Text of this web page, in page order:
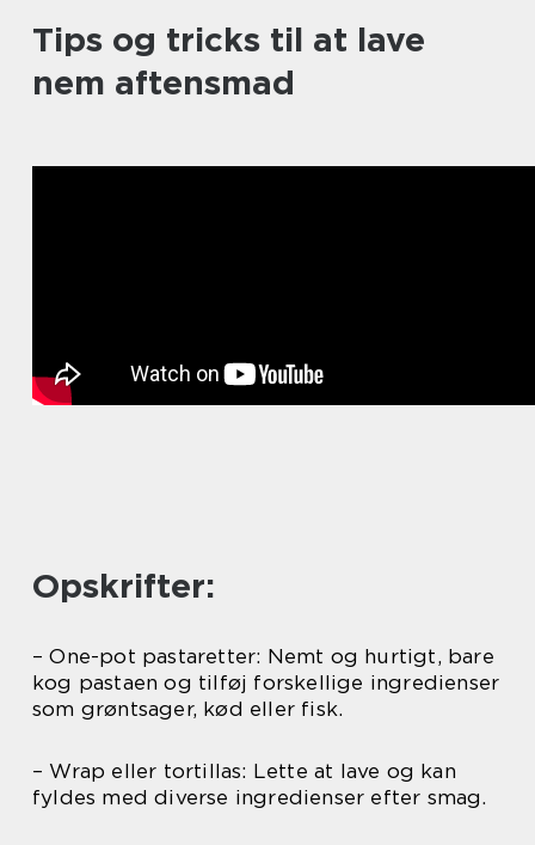
Tips og tricks til at lave
nem aftensmad
Opskrifter:
– One-pot pastaretter: Nemt og hurtigt, bare
kog pastaen og tilføj forskellige ingredienser
som grøntsager, kød eller fisk.
– Wrap eller tortillas: Lette at lave og kan
fyldes med diverse ingredienser efter smag.